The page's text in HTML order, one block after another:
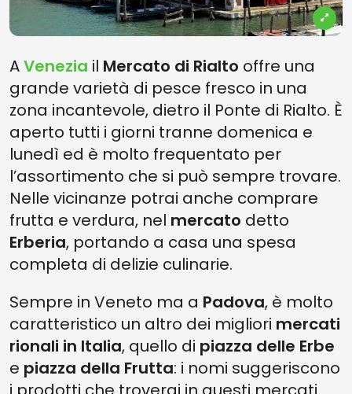
AVenezia il Mercato di Rialto offre una
grande varietà di pesce fresco in una
zona incantevole, dietro il Ponte di Rialto. È
aperto tutti i giorni tranne domenica e
lunedì ed è molto frequentato per
l’assortimento che si può sempre trovare.
Nelle vicinanze potrai anche comprare
frutta e verdura, nel mercato detto
Erberia, portando a casa una spesa
completa di delizie culinarie.
Sempre in Veneto ma a Padova, è molto
caratteristico un altro dei migliori mercati
rionali in Italia, quello di piazza delle Erbe
e piazza della Frutta: i nomi suggeriscono